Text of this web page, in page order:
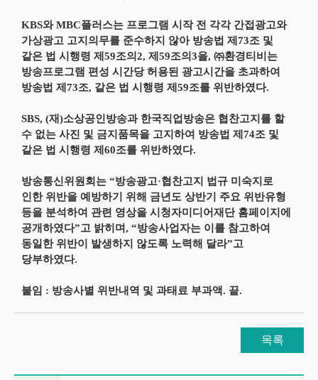
KBS와 MBC플러스는 프로그램 시작 전 각각 간접광고와
가상광고 고지의무를 준수하지 않아 방송법 제73조 및
같은 법 시행령 제59조의2, 제59조의3을, ㈜환경티비는
방송프로그램 편성 시간당 허용된 광고시간을 초과하여
방송법 제73조, 같은 법 시행령 제59조를 위반하였다.
SBS, (재)소상공인방송과 한국직업방송은 협찬고지를 할
수 없는 사진 및 금지품목을 고지하여 방송법 제74조 및
같은 법 시행령 제60조를 위반하였다.
방송통신위원회는 “방송광고·협찬고지 법규 미숙지로
인한 위반을 예방하기 위해 금년도 상반기 주요 위반유형
등을 분석하여 관련 영상을 시청자미디어재단 홈페이지에
공개하였다”고 밝히며, “방송사업자는 이를 참고하여
동일한 위반이 발생하지 않도록 노력해 달라”고
당부하였다.
붙임 : 방송사별 위반내역 및 과태료 부과액. 끝.
목록